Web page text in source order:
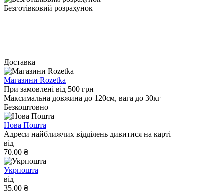
Безготівковий розрахунок
Доставка
Магазини Rozetka
При замовлені від 500 грн
Максимальна довжина до 120см, вага до 30кг
Безкоштовно
Нова Пошта
Адреси найближчих відділень дивитися на карті
від
70.00 ₴
Укрпошта
від
35.00 ₴